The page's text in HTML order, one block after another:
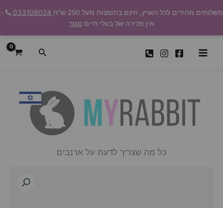
לתוכן
משלוחים מהירים לכל הארץ, חינם בהזמנות מעל 250 ש"ח
-
אין מכירה של בעלי חייםסגור
חיפוש
כל מה שצריך לדעת על ארנבים